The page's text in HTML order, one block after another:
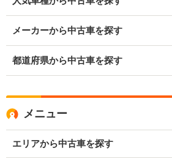
メーカーから中古車を探す
都道府県から中古車を探す
メニュー
エリアから中古車を探す